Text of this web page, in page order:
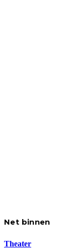
Net binnen
Theater